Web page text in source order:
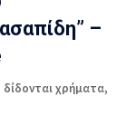
–
δίδονται χρήματα,